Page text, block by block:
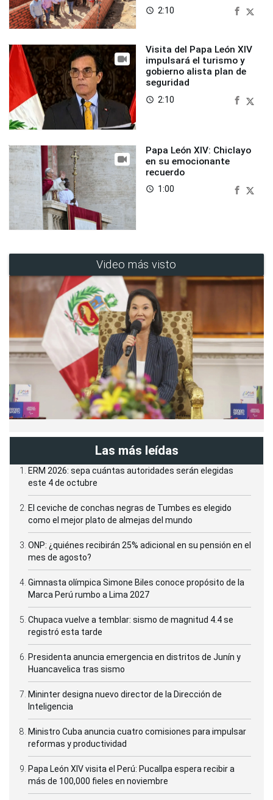
access_time 2:10
Visita del Papa León XIV
impulsará el turismo y
gobierno alista plan de
seguridad
access_time 2:10
Papa León XIV: Chiclayo
en su emocionante
recuerdo
access_time 1:00
Video más visto
Las más leídas
ERM 2026: sepa cuántas autoridades serán elegidas
este 4 de octubre
El ceviche de conchas negras de Tumbes es elegido
como el mejor plato de almejas del mundo
ONP: ¿quiénes recibirán 25% adicional en su pensión en el
mes de agosto?
Gimnasta olímpica Simone Biles conoce propósito de la
Marca Perú rumbo a Lima 2027
Chupaca vuelve a temblar: sismo de magnitud 4.4 se
registró esta tarde
Presidenta anuncia emergencia en distritos de Junín y
Huancavelica tras sismo
Mininter designa nuevo director de la Dirección de
Inteligencia
Ministro Cuba anuncia cuatro comisiones para impulsar
reformas y productividad
Papa León XIV visita el Perú: Pucallpa espera recibir a
más de 100,000 fieles en noviembre